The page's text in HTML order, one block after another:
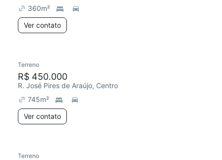
360m²
Ver contato
Terreno
R$ 450.000
R. José Pires de Araújo, Centro
745m²
Ver contato
Terreno